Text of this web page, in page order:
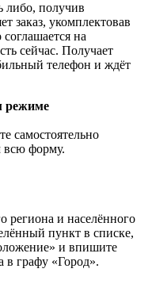
либо, получив
заказ, укомплектовав
на
сейчас. Получает
телефон и ждёт
режиме
самостоятельно
всю форму.
региона и населённого
пункт в списке,
и впишите
в графу «Город».